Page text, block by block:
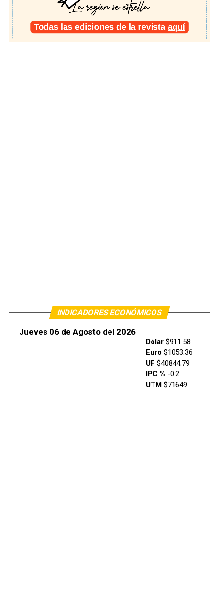
INDICADORES ECONÓMICOS
Jueves 06 de Agosto del 2026
Dólar$911.58
Euro $1053.36
UF $40844.79
IPC % -0.2
UTM$71649